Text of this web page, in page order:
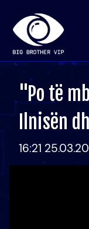
"Po të
Ilnisën
16:21